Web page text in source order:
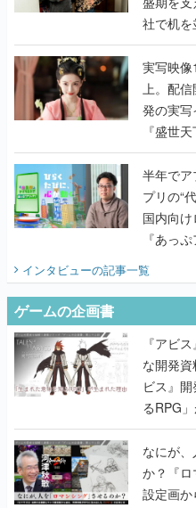
社で机
『
んだレ
実写映
上。配
発の実写
『盛世
うこだ
半年でアプ
プリの“
国内向
『あっ
インタビューの記事一覧
ゲームの企画書
『アビ
な開発
ビス』
るRPG
書】
なにが
か？『
設定画か